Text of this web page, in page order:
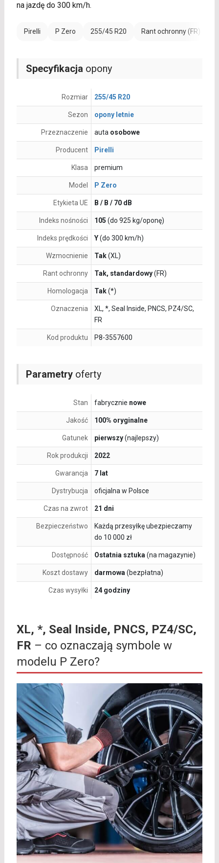
na jazdę do 300 km/h.
Pirelli P Zero 255/45 R20 Rant ochronny (FR)
Parametryoferty
Stan fabrycznie nowe
Jakość 100% oryginalne
Gatunek pierwszy(najlepszy)
Rok produkcji 2022
Gwarancja 7 lat
Dystrybucja oficjalna w Polsce
Czas na zwrot 21 dni
Bezpieczeństwo
Każdą przesyłkę ubezpieczamy
do 10 000 zł
Dostępność Ostatnia sztuka (na magazynie)
Koszt dostawy darmowa (bezpłatna)
Czas wysyłki 24 godziny
Specyfikacja opony
Rozmiar 255/45 R20
Sezon opony letnie
Przeznaczenie auta osobowe
Producent Pirelli
Klasa premium
Model P Zero
Etykieta UE B / B / 70 dB
Indeks nośności 105 (do 925 kg/oponę)
Indeks prędkości Y(do 300 km/h)
Wzmocnienie Tak(XL)
Rant ochronny Tak, standardowy(FR)
Homologacja Tak(*)
Oznaczenia
XL, *, Seal Inside, PNCS, PZ4/SC,
FR
Kod produktu P8-3557600
XL, *, Seal Inside, PNCS, PZ4/SC,
FR – co oznaczają symbole w
modelu P Zero?